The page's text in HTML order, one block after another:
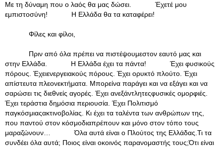
Με τη δύναμη που ο λαός θα μας δώσει. Έχετέ μου
εμπιστοσύνη! Η Ελλάδα θα τα καταφέρει!
Φίλες και φίλοι,
Πριν από όλα πρέπει να πιστέψουμεστον εαυτό μας και
στην Ελλάδα. Η Ελλάδα έχει τα πάντα! Έχει φυσικούς
πόρους. Έχειενεργειακούς πόρους. Έχει ορυκτό πλούτο. Έχει
απίστευτα πλεονεκτήματα. Μπορείνα παράγει και να εξάγει και να
σαρώσει τις διεθνείς αγορές. Έχει ανεξάντλητεςφυσικές ομορφιές.
Έχει τεράστια δημόσια περιουσία. Έχει Πολιτισμό
παγκόσμιαςακτινοβολίας. Κι έχει τα ταλέντα των ανθρώπων της,
που παντού στον κόσμοδιαπρέπουν και μόνο στον τόπο τους
μαραζώνουν… Όλα αυτά είναι ο Πλούτος της Ελλάδας.Τι τα
συνδέει όλα αυτά; Ποιος είναι οκοινός παρανομαστής τους;Ότι είναι